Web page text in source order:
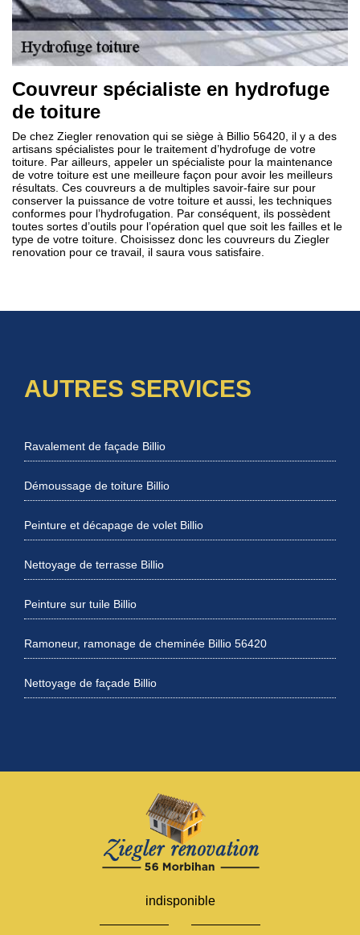
Couvreur spécialiste en hydrofuge
de toiture
De chez Ziegler renovation qui se siège à Billio 56420, il y a des
artisans spécialistes pour le traitement d’hydrofuge de votre
toiture. Par ailleurs, appeler un spécialiste pour la maintenance
de votre toiture est une meilleure façon pour avoir les meilleurs
résultats. Ces couvreurs a de multiples savoir-faire sur pour
conserver la puissance de votre toiture et aussi, les techniques
conformes pour l’hydrofugation. Par conséquent, ils possèdent
toutes sortes d’outils pour l’opération quel que soit les failles et le
type de votre toiture. Choisissez donc les couvreurs du Ziegler
renovation pour ce travail, il saura vous satisfaire.
AUTRES SERVICES
Ravalement de façade Billio
Démoussage de toiture Billio
Peinture et décapage de volet Billio
Nettoyage de terrasse Billio
Peinture sur tuile Billio
Ramoneur, ramonage de cheminée Billio 56420
Nettoyage de façade Billio
indisponible